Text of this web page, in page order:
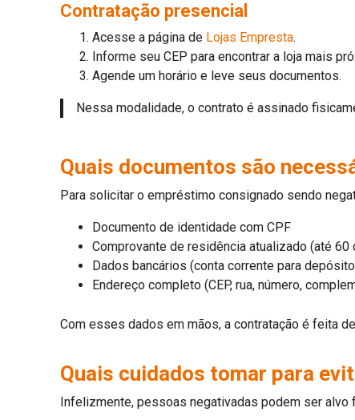
Contratação presencial
Acesse a página de Lojas Empresta.
Informe seu CEP para encontrar a loja mais
Agende um horário e leve seus documentos.
Nessa modalidade, o contrato é assinado
Quais documentos são
Para solicitar o empréstimo consignado sendo
Documento de identidade com CPF
Comprovante de residência atualizado (até 60
Dados bancários (conta corrente para
Endereço completo (CEP, rua, número,
Com esses dados em mãos, a contratação é feita
Quais cuidados tomar para
Infelizmente, pessoas negativadas podem ser